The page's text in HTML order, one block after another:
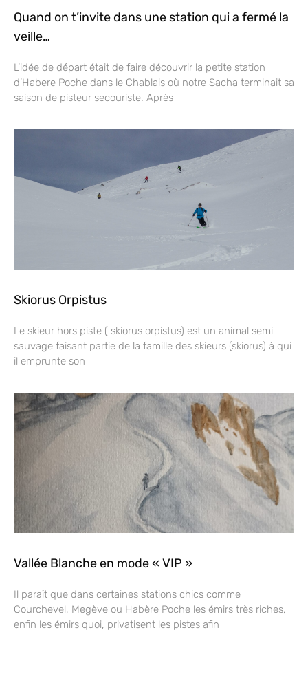
Quand on t’invite dans une station qui a fermé la
veille…
L’idée de départ était de faire découvrir la petite station
d’Habere Poche dans le Chablais où notre Sacha terminait sa
saison de pisteur secouriste. Après
Skiorus Orpistus
Le skieur hors piste ( skiorus orpistus) est un animal semi
sauvage faisant partie de la famille des skieurs (skiorus) à qui
il emprunte son
Vallée Blanche en mode « VIP »
Il paraît que dans certaines stations chics comme
Courchevel, Megève ou Habère Poche les émirs très riches,
enfin les émirs quoi, privatisent les pistes afin